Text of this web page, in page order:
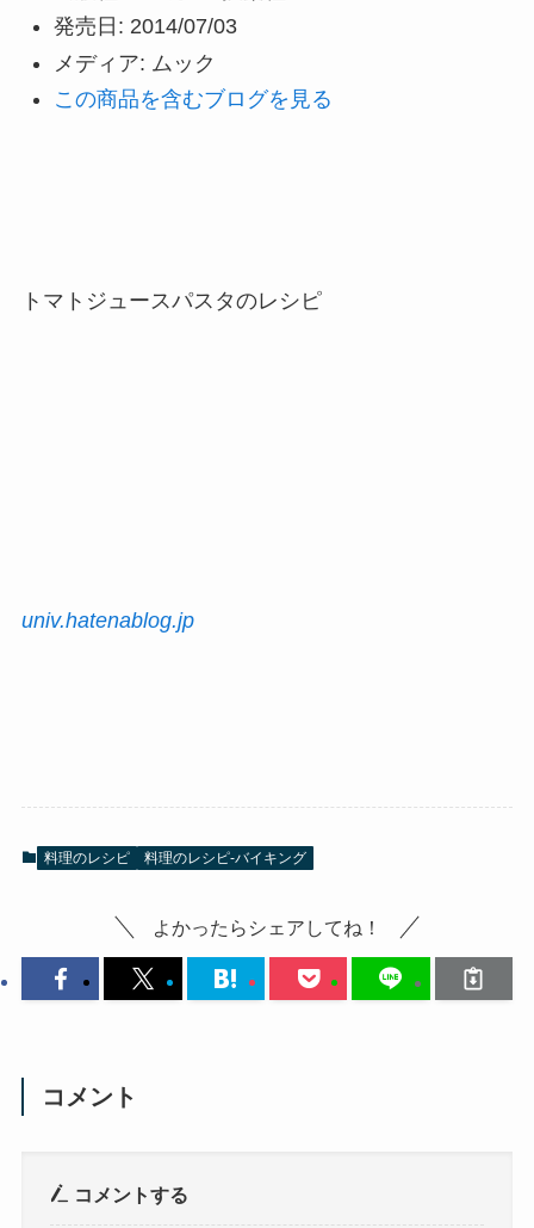
発売日: 2014/07/03
メディア: ムック
この商品を含むブログを見る
トマトジュースパスタのレシピ
univ.hatenablog.jp
料理のレシピ 料理のレシピ-バイキング
よかったらシェアしてね！
コメント
コメントする